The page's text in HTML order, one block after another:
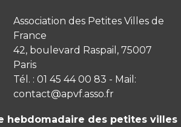
Association des Petites Villes de
France
42, boulevard Raspail, 75007
Paris
Tél. : 01 45 44 00 83 - Mail:
contact@apvf.asso.fr
hebdomadaire des petites villes